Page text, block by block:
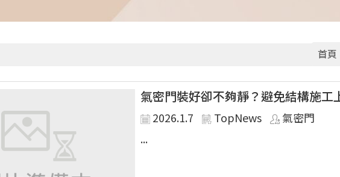
首頁
氣密門裝好卻不夠靜？避免結構施工
2026.1.7 TopNews
氣密門
...